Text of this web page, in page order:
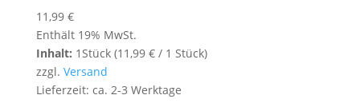
11,99 €
Enthält 19% MwSt.
Inhalt: 1Stück (11,99 €/ 1 Stück)
zzgl. Versand
Lieferzeit: ca. 2-3 Werktage